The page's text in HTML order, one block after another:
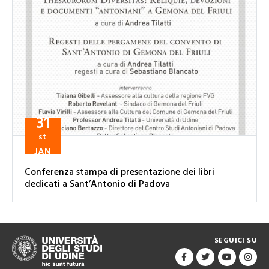
31
st
JAN
Conferenza stampa di presentazione dei libri
dedicati a Sant’Antonio di Padova
SEGUICI SU